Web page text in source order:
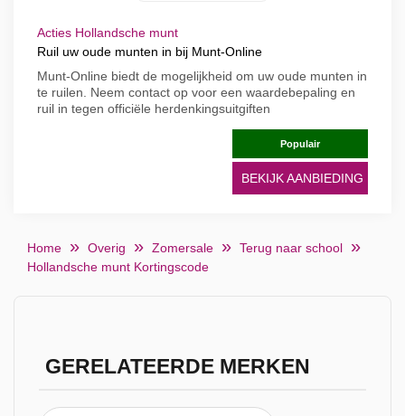
Acties Hollandsche munt
Ruil uw oude munten in bij Munt-Online
Munt-Online biedt de mogelijkheid om uw oude munten in
te ruilen. Neem contact op voor een waardebepaling en
ruil in tegen officiële herdenkingsuitgiften
Populair
BEKIJK AANBIEDING
Home Overig Zomersale
Terug naar school
Hollandsche munt Kortingscode
GERELATEERDE MERKEN